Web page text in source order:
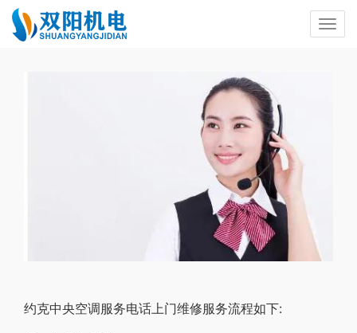
约克中央空调服务电话上门维修服务流程如下: